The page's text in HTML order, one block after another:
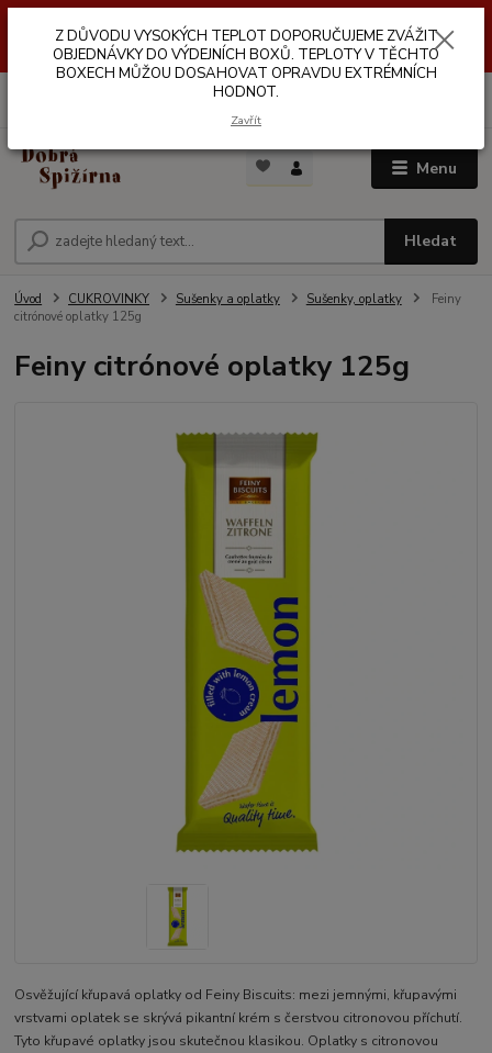
VÝDEJNÍCH BOXŮ. TEPLOTA V TĚCHTO BOXECH MŮŽE DOSAHOVAT
OPRAVDU EXTRÉMNÍCH HODNOT.
Menu
Hledat
Úvod CUKROVINKY Sušenky a oplatky Sušenky, oplatky
Feiny
citrónové oplatky 125g
Feiny citrónové oplatky 125g
Osvěžující křupavá oplatky od Feiny Biscuits: mezi jemnými, křupavými
vrstvami oplatek se skrývá pikantní krém s čerstvou citronovou příchutí.
Tyto křupavé oplatky jsou skutečnou klasikou. Oplatky s citronovou
Z DŮVODU VYSOKÝCH TEPLOT DOPORUČUJEME ZVÁŽIT
OBJEDNÁVKY DO VÝDEJNÍCH BOXŮ. TEPLOTY V TĚCHTO
BOXECH MŮŽOU DOSAHOVAT OPRAVDU EXTRÉMNÍCH
HODNOT.
Zavřít